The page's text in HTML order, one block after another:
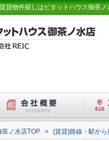
貸物件探しはピタットハウス御茶
茶ノ水店TOP > (賃貸)路線・駅から